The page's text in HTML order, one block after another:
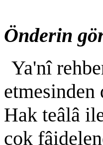
Önderin
Ya'nî
Hak teâlâ
çok